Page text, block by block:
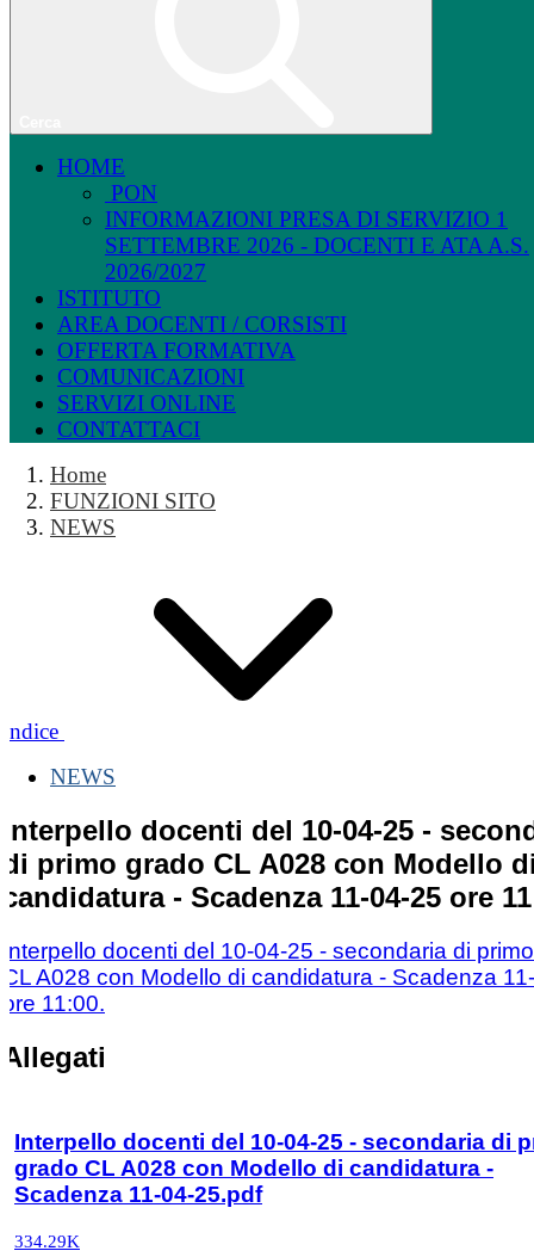
HOME
PON
INFORMAZIONI PRESA DI SERVIZIO 1
SETTEMBRE 2026 - DOCENTI E ATA A.S.
2026/2027
ISTITUTO
AREA DOCENTI / CORSISTI
OFFERTA FORMATIVA
COMUNICAZIONI
SERVIZI ONLINE
CONTATTACI
Home
FUNZIONI SITO
NEWS
Indice
NEWS
Interpello docenti del 10-04-25 -
di primo grado CL A028 con Modello
candidatura - Scadenza 11-04-25 ore
Interpello docenti del 10-04-25 - secondaria di
CL A028 con Modello di candidatura - Scadenza
ore 11:00.
Allegati
Interpello docenti del 10-04-25 - secondaria di
grado CL A028 con Modello di candidatura -
Scadenza 11-04-25.pdf
334.29K